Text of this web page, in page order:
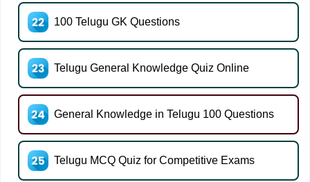
100 Telugu GK Questions
Telugu General Knowledge Quiz Online
General Knowledge in Telugu 100 Questions
Telugu MCQ Quiz for Competitive Exams